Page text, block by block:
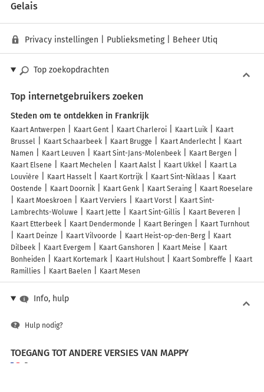
Gelais
Privacy instellingen Publieksmeting| Beheer Utiq
Top zoekopdrachten
Top internetgebruikers zoeken
Steden om te ontdekken in Frankrijk
Kaart Antwerpen Kaart Gent Kaart Charleroi Kaart Luik
Kaart
Brussel
Kaart Schaarbeek Kaart Brugge Kaart Anderlecht
Kaart
Namen
Kaart Leuven Kaart Sint-Jans-Molenbeek
Kaart Bergen
Kaart Elsene
Kaart Mechelen Kaart Aalst Kaart Ukkel
Kaart La
Louvière
Kaart Hasselt Kaart Kortrijk Kaart Sint-Niklaas
Kaart
Oostende
Kaart Doornik Kaart Genk Kaart Seraing
Kaart Roeselare
Kaart Moeskroen
Kaart Verviers Kaart Vorst
Kaart Sint-
Lambrechts-Woluwe
Kaart Jette Kaart Sint-Gillis
Kaart Beveren
Kaart Etterbeek
Kaart Dendermonde Kaart Beringen
Kaart Turnhout
Kaart Deinze
Kaart Vilvoorde Kaart Heist-op-den-Berg
Kaart
Dilbeek
Kaart Evergem Kaart Ganshoren Kaart Meise
Kaart
Bonheiden
Kaart Kortemark Kaart Hulshout Kaart Sombreffe
Kaart
Ramillies
Kaart Baelen Kaart Mesen
Info, hulp
Hulp nodig?
TOEGANG TOT ANDERE VERSIES VAN MAPPY
France